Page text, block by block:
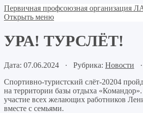
Первичная профсоюзная организация
Открыть меню
УРА! ТУРСЛЁТ!
Дата: 07.06.2024 · Рубрика: Новости
Спортивно-туристский слёт-20204
на территории базы отдыха
участие всех желающих работников
вместе с семьями.